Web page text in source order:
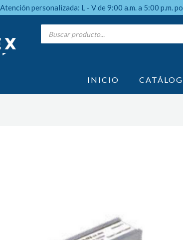
Atención personalizada: L - V de 9:00 a.m. a 5:00 p.m.
Products
search
INICIO